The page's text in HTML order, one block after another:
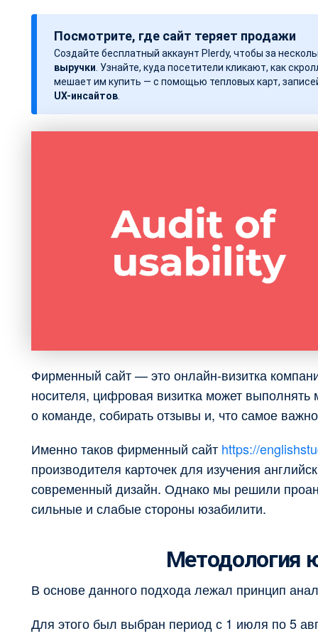
Посмотрите, где сайт теряет продажи
Создайте бесплатный аккаунт Plerdy, чтобы за
выручки . Узнайте, куда посетители кликают, как
мешает им купить — с помощью тепловых карт,
UX-инсайтов
Фирменный сайт — это онлайн-визитка
носителя, цифровая визитка может
о команде, собирать отзывы и, что самое
Именно таков фирменный сайт https://
производителя карточек для изучения
современный дизайн. Однако мы решили
сильные и слабые стороны юзабилити.
Методология
В основе данного подхода лежал принцип
Для этого был выбран период с 1 июля по 5